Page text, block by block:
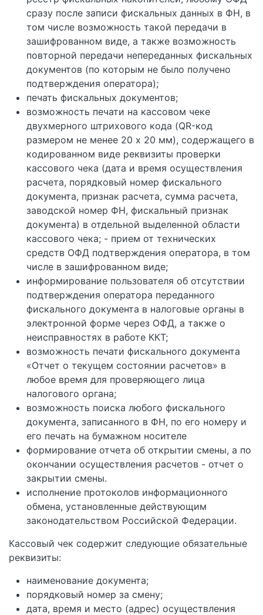
сразу после записи фискальных данных в ФН, в
том числе возможность такой передачи в
зашифрованном виде, а также возможность
повторной передачи непереданных фискальных
документов (по которым не было получено
подтверждения оператора);
печать фискальных документов;
возможность печати на кассовом чеке
двухмерного штрихового кода (QR-код
размером не менее 20 x 20 мм), содержащего в
кодированном виде реквизиты проверки
кассового чека (дата и время осуществления
расчета, порядковый номер фискального
документа, признак расчета, сумма расчета,
заводской номер ФН, фискальный признак
документа) в отдельной выделенной области
кассового чека; - прием от технических
средств ОФД подтверждения оператора, в том
числе в зашифрованном виде;
информирование пользователя об отсутствии
подтверждения оператора переданного
фискального документа в налоговые органы в
электронной форме через ОФД, а также о
неисправностях в работе ККТ;
возможность печати фискального документа
«Отчет о текущем состоянии расчетов» в
любое время для проверяющего лица
налогового органа;
возможность поиска любого фискального
документа, записанного в ФН, по его номеру и
его печать на бумажном носителе
формирование отчета об открытии смены, а по
окончании осуществления расчетов - отчет о
закрытии смены.
исполнение протоколов информационного
обмена, установленные действующим
законодательством Российской Федерации.
Кассовый чек содержит следующие обязательные
реквизиты:
наименование документа;
порядковый номер за смену;
дата, время и место (адрес) осуществления